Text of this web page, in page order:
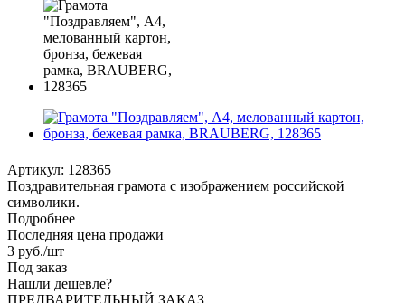
Артикул: 128365
Поздравительная грамота с изображением российской
символики.
Подробнее
Последняя цена продажи
3 руб./шт
Под заказ
Нашли дешевле?
ПРЕДВАРИТЕЛЬНЫЙ ЗАКАЗ